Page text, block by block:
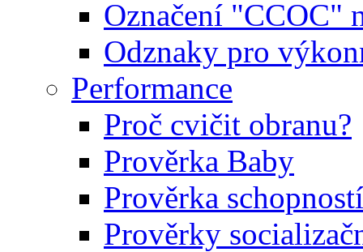
Označení "CCOC"
Odznaky pro
Performance
Proč cvičit obranu?
Prověrka Baby
Prověrka
Prověrky